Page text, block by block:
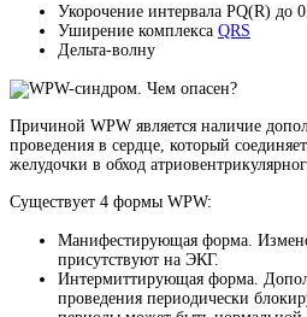
Укорочение интервала PQ(R) до
Уширение комплекса QRS
Дельта-волну
Причиной WPW является наличие
проведения в сердце, который
желудочки в обход
Существует 4 формы WPW:
Манифестирующая форма.
присутствуют на ЭКГ.
Интермиттирующая форма.
проведения периодически